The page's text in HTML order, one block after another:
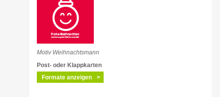
Motiv Weihnachtsmann
Post- oder Klappkarten
Formate anzeigen